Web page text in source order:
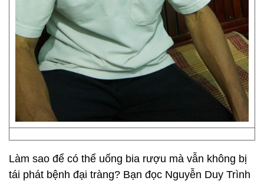
Làm sao để có thể uống bia rượu mà vẫn không bị
tái phát bệnh đại tràng? Bạn đọc Nguyễn Duy Trình